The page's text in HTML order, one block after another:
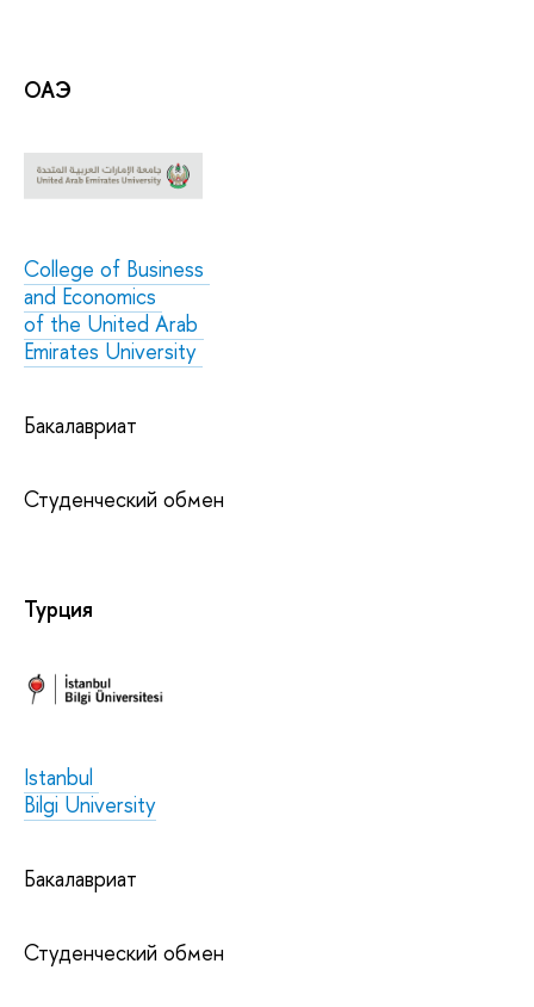
ОАЭ
College of Business
and Economics
of the United Arab
Emirates University
Бакалавриат
Студенческий обмен
Турция
Istanbul
Bilgi University
Бакалавриат
Студенческий обмен